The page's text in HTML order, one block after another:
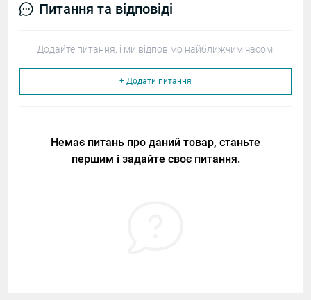
Питання та відповіді
Додайте питання, і ми відповімо найближчим часом.
+ Додати питання
Немає питань про даний товар, станьте
першим і задайте своє питання.